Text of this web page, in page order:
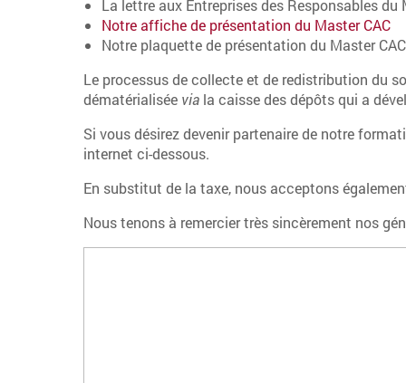
La lettre aux Entreprises des Responsables du
Notre affiche de présentation du Master CAC
Notre plaquette de présentation du Master CAC
Le processus de collecte et de redistribution du
dématérialisée via la caisse des dépôts qui a
Si vous désirez devenir partenaire de notre
internet ci-dessous.
En substitut de la taxe, nous acceptons
Nous tenons à remercier très sincèrement nos